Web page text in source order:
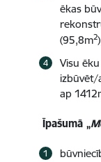
ēkas
(95,8m2
Visu
izbūvēt/
ap
Īpašumā „